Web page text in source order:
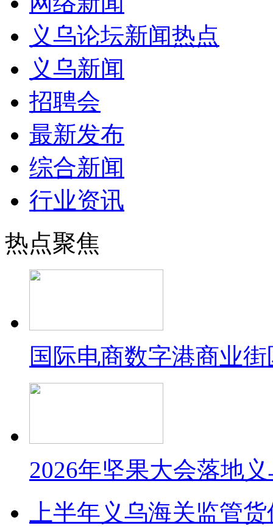
义乌论坛新闻热点
义乌新闻
招聘会
最新发布
综合新闻
行业资讯
热点聚焦
国际电商数字港商业
2026年坚果大会落地
上半年义乌海关监管